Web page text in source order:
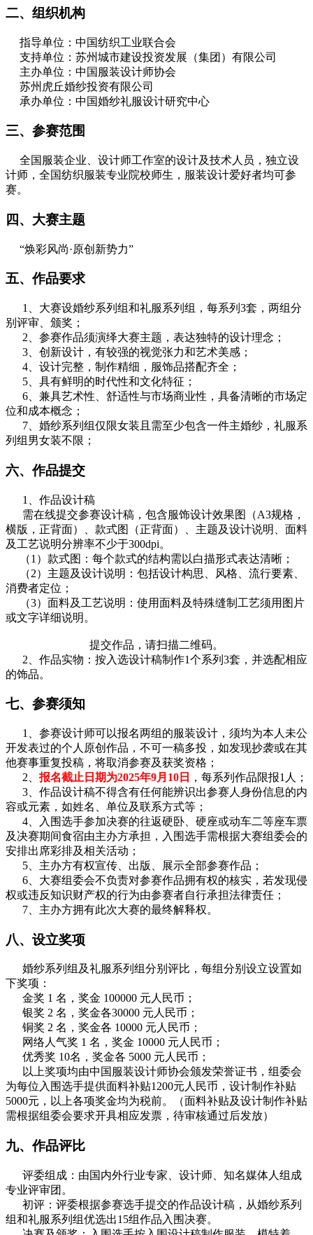
二、组织机构
指导单位：中国纺织工业联合会
支持单位：苏州城市建设投资发展（集团）有限公司
主办单位：中国服装设计师协会
苏州虎丘婚纱投资有限公司
承办单位：中国婚纱礼服设计研究中心
三、参赛范围
全国服装企业、设计师工作室的设计及技术人员，独立设
计师，全国纺织服装专业院校师生，服装设计爱好者均可参
赛。
四、大赛主题
“焕彩风尚·原创新势力”
五、作品要求
1、大赛设婚纱系列组和礼服系列组，每系列3套，两组分
别评审、颁奖；
2、参赛作品须演绎大赛主题，表达独特的设计理念；
3、创新设计，有较强的视觉张力和艺术美感；
4、设计完整，制作精细，服饰品搭配齐全；
5、具有鲜明的时代性和文化特征；
6、兼具艺术性、舒适性与市场商业性，具备清晰的市场定
位和成本概念；
7、婚纱系列组仅限女装且需至少包含一件主婚纱，礼服系
列组男女装不限；
六、作品提交
1、作品设计稿
需在线提交参赛设计稿，包含服饰设计效果图（A3规格，
横版，正背面）、款式图（正背面）、主题及设计说明、面料
及工艺说明分辨率不少于300dpi。
（1）款式图：每个款式的结构需以白描形式表达清晰；
（2）主题及设计说明：包括设计构思、风格、流行要素、
消费者定位；
（3）面料及工艺说明：使用面料及特殊缝制工艺须用图片
或文字详细说明。
提交作品，请扫描二维码。
2、作品实物：按入选设计稿制作1个系列3套，并选配相应
的饰品。
七、参赛须知
1、参赛设计师可以报名两组的服装设计，须均为本人未公
开发表过的个人原创作品，不可一稿多投，如发现抄袭或在其
他赛事重复投稿，将取消参赛及获奖资格；
2、 报名截止日期为2025年9月10日
，每系列作品限报1人；
3、作品设计稿不得含有任何能辨识出参赛人身份信息的内
容或元素，如姓名、单位及联系方式等；
4、入围选手参加决赛的往返硬卧、硬座或动车二等座车票
及决赛期间食宿由主办方承担，入围选手需根据大赛组委会的
安排出席彩排及相关活动；
5、主办方有权宣传、出版、展示全部参赛作品；
6、大赛组委会不负责对参赛作品拥有权的核实，若发现侵
权或违反知识财产权的行为由参赛者自行承担法律责任；
7、主办方拥有此次大赛的最终解释权。
八、设立奖项
婚纱系列组及礼服系列组分别评比，每组分别设立设置如
下奖项：
金奖 1 名，奖金 100000 元人民币；
银奖 2 名，奖金各30000 元人民币；
铜奖 2 名，奖金各 10000 元人民币；
网络人气奖 1 名，奖金 10000 元人民币；
优秀奖 10名，奖金各 5000 元人民币；
以上奖项均由中国服装设计师协会颁发荣誉证书，组委会
为每位入围选手提供面料补贴1200元人民币，设计制作补贴
5000元，以上各项奖金均为税前。（面料补贴及设计制作补贴
需根据组委会要求开具相应发票，待审核通过后发放）
九、作品评比
评委组成：由国内外行业专家、设计师、知名媒体人组成
专业评审团。
初评：评委根据参赛选手提交的作品设计稿，从婚纱系列
组和礼服系列组优选出15组作品入围决赛。